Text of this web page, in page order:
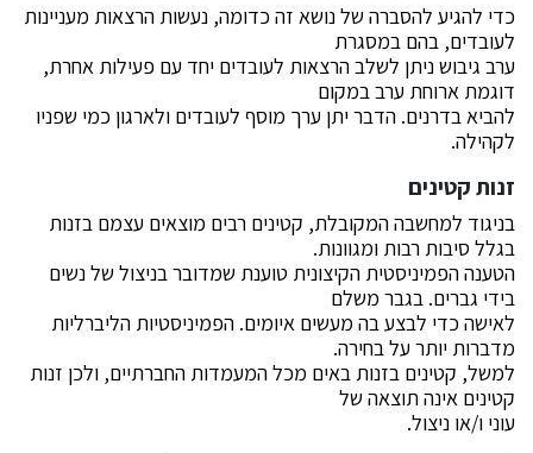
כדי להגיע להסברה של נושא זה כדומה, נעשות הרצאות מעניינות
לעובדים, בהם במסגרת
ערב גיבוש ניתן לשלב הרצאות לעובדים יחד עם פעילות אחרת,
דוגמת ארוחת ערב במקום
להביא בדרנים. הדבר יתן ערך מוסף לעובדים ולארגון כמי שפניו
לקהילה.
זנות קטינים
בניגוד למחשבה המקובלת, קטינים רבים מוצאים עצמם בזנות
בגלל סיבות רבות ומגוונות.
הטענה הפמיניסטית הקיצונית טוענת שמדובר בניצול של נשים
בידי גברים. בגבר משלם
לאישה כדי לבצע בה מעשים איומים. הפמיניסטיות הליברליות
מדברות יותר על בחירה.
למשל, קטינים בזנות באים מכל המעמדות החברתיים, ולכן זנות
קטינים אינה תוצאה של
עוני ו/או ניצול.